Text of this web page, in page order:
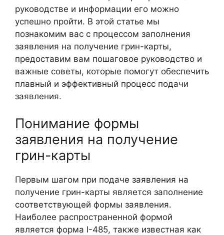
руководстве и информации его можно
успешно пройти. В этой статье мы
познакомим вас с процессом заполнения
заявления на получение грин-карты,
предоставим вам пошаговое руководство и
важные советы, которые помогут обеспечить
плавный и эффективный процесс подачи
заявления.
Понимание формы
заявления на получение
грин-карты
Первым шагом при подаче заявления на
получение грин-карты является заполнение
соответствующей формы заявления.
Наиболее распространенной формой
является форма I-485, также известная как